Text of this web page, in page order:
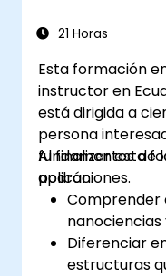
21 Horas
Esta formación
instructor en
está dirigida a
persona
fundamentos de
aplicaciones.
Al finalizar esta
podrán:
Comprender
Diferenciar
estructuras